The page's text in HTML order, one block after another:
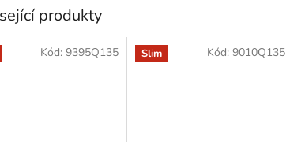
produkty
Kód: 9395Q135 Slim Kód: 9010Q135